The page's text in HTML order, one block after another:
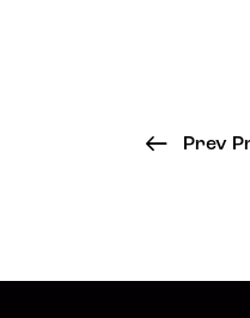
Prev